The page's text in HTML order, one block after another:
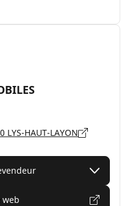
HAUT-LAYON
web